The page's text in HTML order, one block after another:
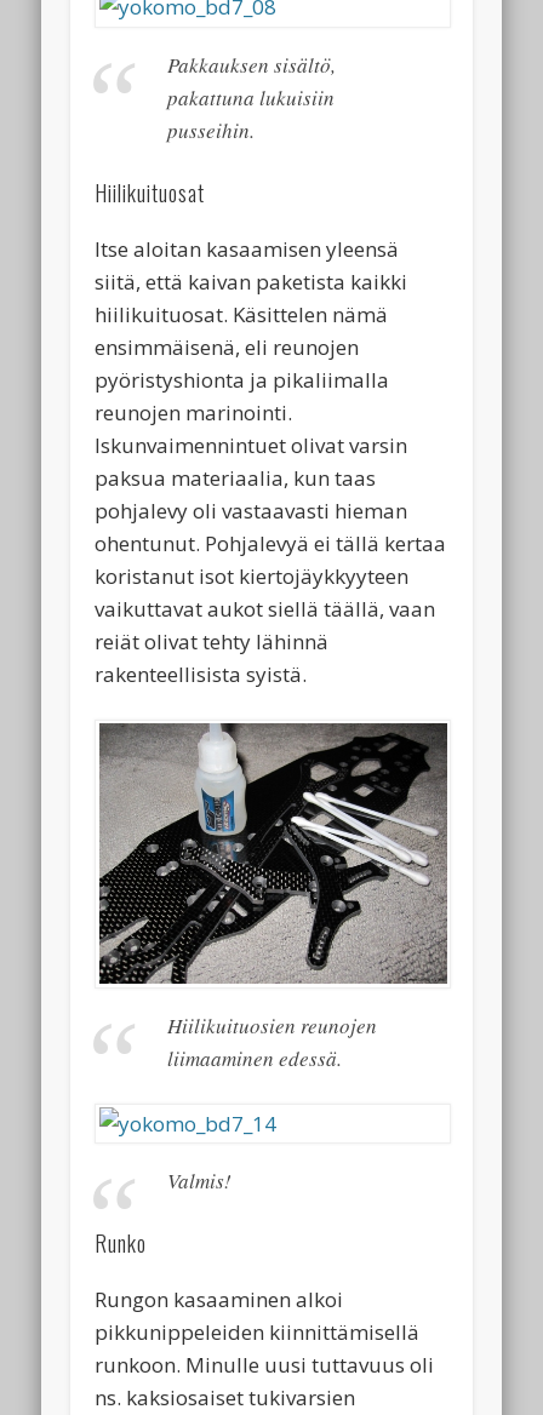
Pakkauksen sisältö,
pakattuna lukuisiin
pusseihin.
Hiilikuituosat
Itse aloitan kasaamisen yleensä
siitä, että kaivan paketista kaikki
hiilikuituosat. Käsittelen nämä
ensimmäisenä, eli reunojen
pyöristyshionta ja pikaliimalla
reunojen marinointi.
Iskunvaimennintuet olivat varsin
paksua materiaalia, kun taas
pohjalevy oli vastaavasti hieman
ohentunut. Pohjalevyä ei tällä kertaa
koristanut isot kiertojäykkyyteen
vaikuttavat aukot siellä täällä, vaan
reiät olivat tehty lähinnä
rakenteellisista syistä.
Hiilikuituosien reunojen
liimaaminen edessä.
Valmis!
Runko
Rungon kasaaminen alkoi
pikkunippeleiden kiinnittämisellä
runkoon. Minulle uusi tuttavuus oli
ns. kaksiosaiset tukivarsien